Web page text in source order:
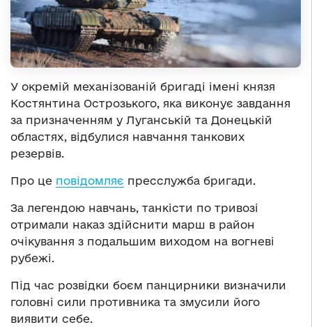
У окремій механізованій бригаді імені князя
Костянтина Острозького, яка виконує завдання
за призначенням у Луганській та Донецькій
областях, відбулися навчання танкових
резервів.
Про це повідомляє пресслужба бригади.
За легендою навчань, танкісти по тривозі
отримали наказ здійснити марш в район
очікування з подальшим виходом на вогневі
рубежі.
Під час розвідки боєм панцирники визначили
головні сили противника та змусили його
виявити себе.